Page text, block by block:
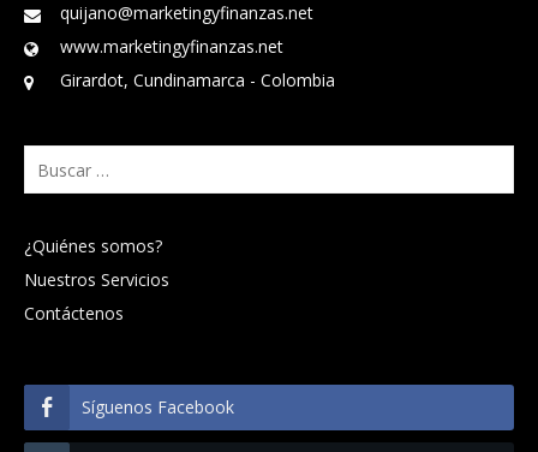
quijano@marketingyfinanzas.net
www.marketingyfinanzas.net
Girardot, Cundinamarca - Colombia
Buscar:
¿Quiénes somos?
Nuestros Servicios
Contáctenos
Síguenos Facebook